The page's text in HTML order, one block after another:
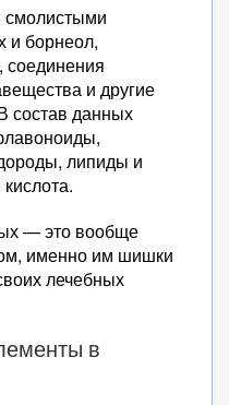
смолистыми
и борнеол,
соединения
и другие
состав данных
липиды и
— это вообще
именно им шишки
лечебных
в